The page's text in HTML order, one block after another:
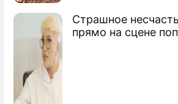
Страшное
прямо на сцене
Россию спасли от
помидоров
На границе перехватили
из США